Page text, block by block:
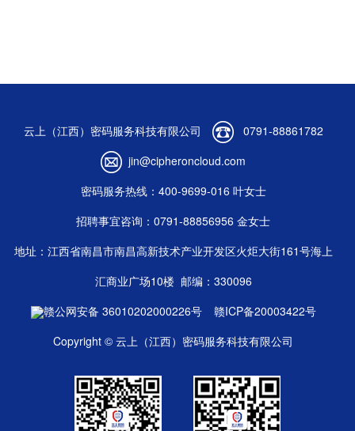
云上（江西）密码服务科技有限公司
0791-88861782
jin@cipheroncloud.com
密码服务热线：400-9699-016 叶女士
招聘事宜咨询：0791-88856956 金女士
地址：江西省南昌市南昌高新技术产业开发区火炬大街161号海上
汇商业广场10楼 邮编：330096
赣公网安备 36010202000226号
赣ICP备20003422号
Copyright © 云上（江西）密码服务科技有限公司